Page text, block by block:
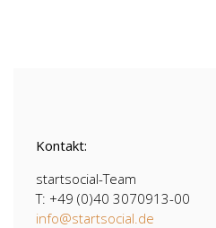
Kontakt:
startsocial-Team
T: +49 (0)40 3070913-00
info@startsocial.de